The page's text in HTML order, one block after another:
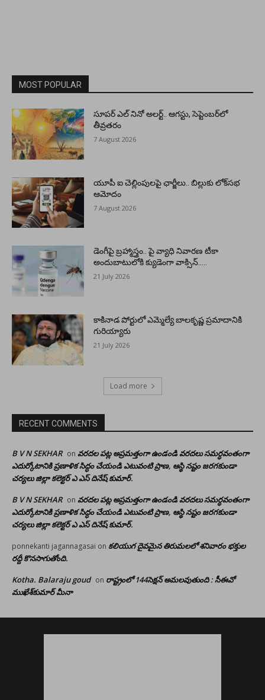
MOST POPULAR
సూపర్ ఎల్ నినో అలర్ట్.. ఆగస్టు, సెప్టెంబర్‌లో
తీవ్రతరం
7 August 2026
యూపీ ఐ చెల్లింపులపై ఛార్జీలు.. బిల్లుకు లోక్‌సభ
ఆమోదం
7 August 2026
డెంగీపై బ్రహ్మాస్త్రం.. పై వ్యాధి నివారణ టీకా
అందుబాటులోకి క్యుడెంగా వాక్సిన్…..
21 July 2026
కాకినాడ పోర్టులో ఎమ్మెల్యే బాలకృష్ణ ప్రమాదానికి
గురియ్యారు
21 July 2026
Load more
RECENT COMMENTS
B V N SEKHAR on వరదల పట్ల అప్రమత్తంగా ఉండండి వరదలు సమర్ధవంతంగా
ఎదుర్కోటానికి ప్రణాళిక సిద్ధం చేయండి ఎటువంటి ప్రాణ, ఆస్థి నష్టం జరగకుండా
చర్యలు జిల్లా కలెక్టర్ ఎ ఎస్ దినేష్ కుమార్.
B V N SEKHAR on వరదల పట్ల అప్రమత్తంగా ఉండండి వరదలు సమర్ధవంతంగా
ఎదుర్కోటానికి ప్రణాళిక సిద్ధం చేయండి ఎటువంటి ప్రాణ, ఆస్థి నష్టం జరగకుండా
చర్యలు జిల్లా కలెక్టర్ ఎ ఎస్ దినేష్ కుమార్.
ponnekanti jagannagasai on కలియుగ దైవమైన తిరుమలలో శనివారం భక్తుల
రద్దీ కొనసాగుతోంది.
Kotha. Balaraju goud on రాష్ట్రంలో 144సెక్షన్ అమలవుతుంది : సీఈవో
ముఖేశ్‌కుమార్‌ మీనా